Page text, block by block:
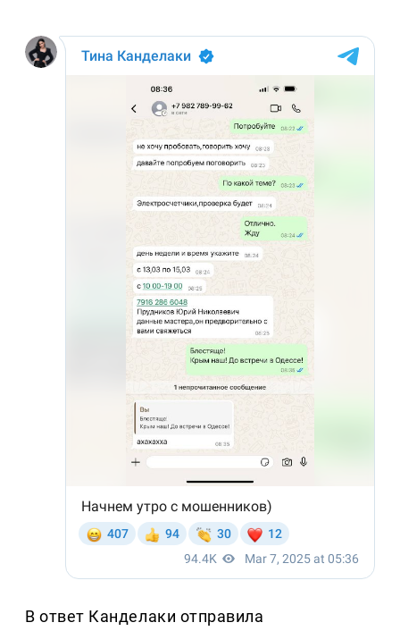
В ответ Канделаки отправила